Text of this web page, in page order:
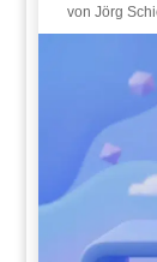
vonJörg